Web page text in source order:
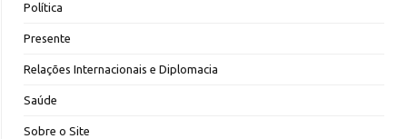
Política
Presente
Relações Internacionais e Diplomacia
Saúde
Sobre o Site